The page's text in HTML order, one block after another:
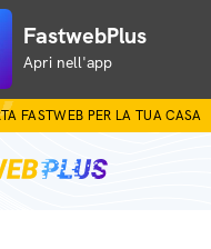
FastwebPlus
Apri nell'app
FASTWEB PER LA TUA CASA